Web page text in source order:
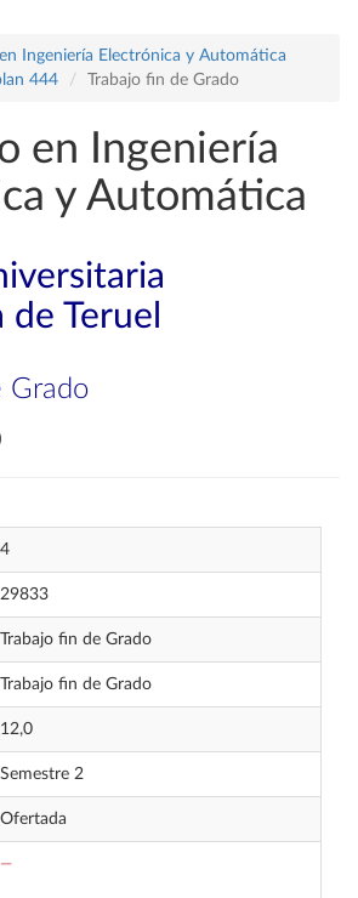
Ingeniería Electrónica y Automática
444
Trabajo fin de Grado
en Ingeniería
y Automática
de Teruel
Grado
4
29833
Trabajo fin de Grado
Trabajo fin de Grado
12,0
Semestre 2
Ofertada
—